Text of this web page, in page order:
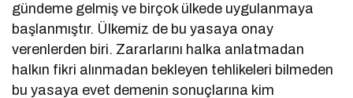
gündeme gelmiş ve birçok ülkede uygulanmaya
başlanmıştır. Ülkemiz de bu yasaya onay
verenlerden biri. Zararlarını halka anlatmadan
halkın fikri alınmadan bekleyen tehlikeleri bilmeden
bu yasaya evet demenin sonuçlarına kim